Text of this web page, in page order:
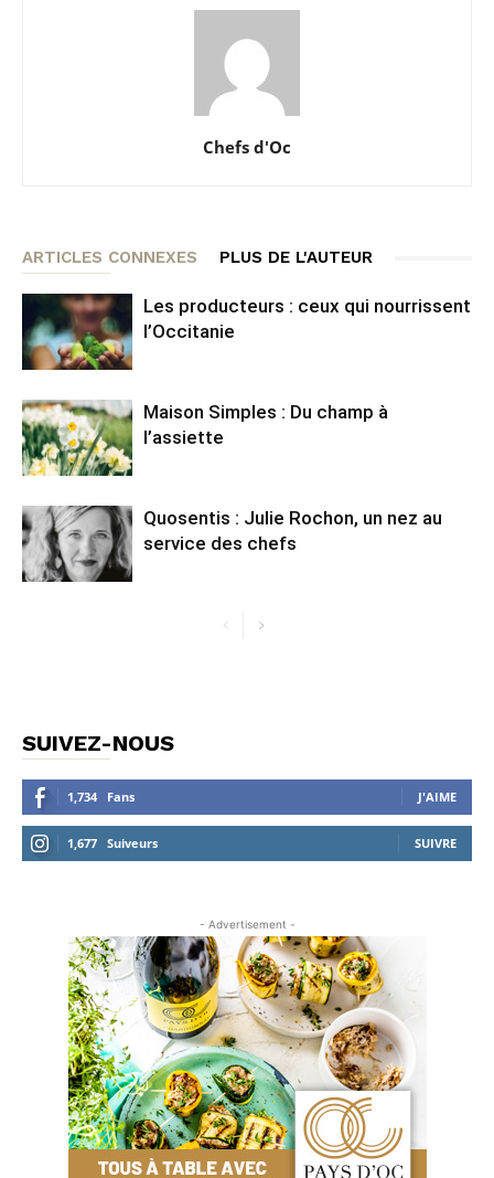
Chefs d'Oc
ARTICLES CONNEXES PLUS DE L'AUTEUR
Les producteurs : ceux qui nourrissent
l’Occitanie
Maison Simples : Du champ à
l’assiette
Quosentis : Julie Rochon, un nez au
service des chefs
SUIVEZ-NOUS
1,734 Fans J'AIME
1,677 Suiveurs SUIVRE
- Advertisement -